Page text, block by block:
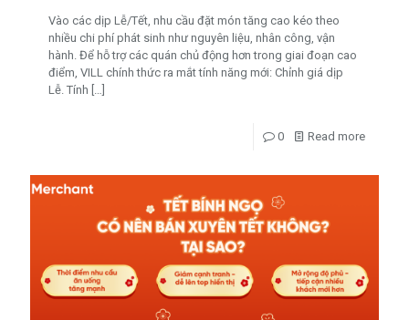
Vào các dịp Lễ/Tết, nhu cầu đặt món tăng cao kéo theo
nhiều chi phí phát sinh như nguyên liệu, nhân công, vận
hành. Để hỗ trợ các quán chủ động hơn trong giai đoạn cao
điểm, VILL chính thức ra mắt tính năng mới: Chỉnh giá dịp
Lễ. Tính […]
0 Read more